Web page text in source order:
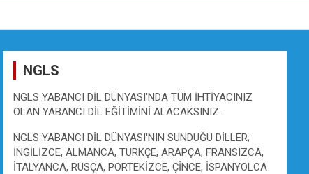
NGLS
NGLS YABANCI DİL DÜNYASI'NDA TÜM İHTİYACINIZ
OLAN YABANCI DİL EĞİTİMİNİ ALACAKSINIZ.
NGLS YABANCI DİL DÜNYASI'NIN SUNDUĞU DİLLER;
İNGİLİZCE, ALMANCA, TÜRKÇE, ARAPÇA, FRANSIZCA,
İTALYANCA, RUSÇA, PORTEKİZCE, ÇİNCE, İSPANYOLCA